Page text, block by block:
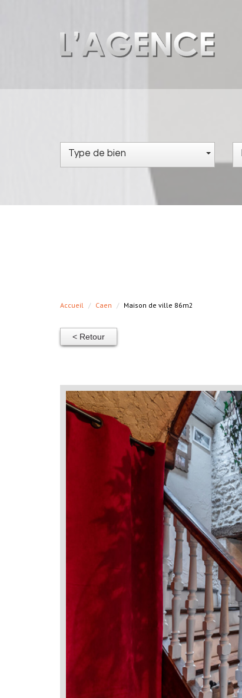
Type de bien
Accueil Caen Maison de ville 86m2
< Retour